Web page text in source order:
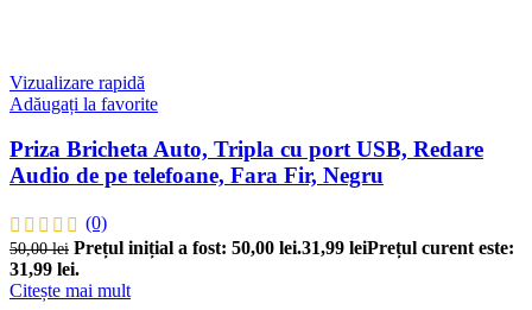
Vizualizare rapidă
Adăugați la favorite
Priza Bricheta Auto, Tripla cu port USB, Redare
Audio de pe telefoane, Fara Fir, Negru
(0)
50,00lei Prețul inițial a fost: 50,00 lei.31,99 leiPrețul curent este:
31,99 lei.
Citește mai mult